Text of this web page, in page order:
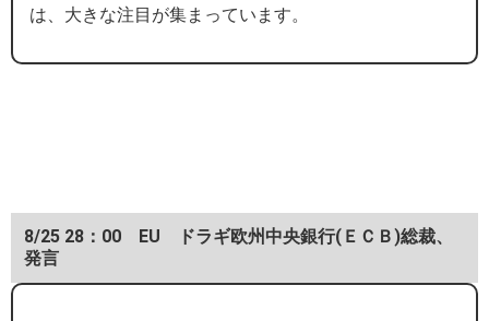
は、大きな注目が集まっています。
8/25 28：00 EU ドラギ欧州中央銀行(ＥＣＢ)総裁、
発言